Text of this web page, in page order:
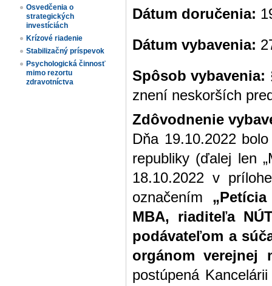
Osvedčenia o
strategických
investíciách
Krízové riadenie
Stabilizačný príspevok
Psychologická činnosť
mimo rezortu
zdravotníctva
Dátum doručenia:
Dátum vybavenia:
Spôsob vybavenia:
znení neskorších
Zdôvodnenie
Dňa 19.10.2022
republiky (ďalej len
18.10.2022 v
označením
MBA, riaditeľa
podávateľom a
orgánom verejnej
postúpená